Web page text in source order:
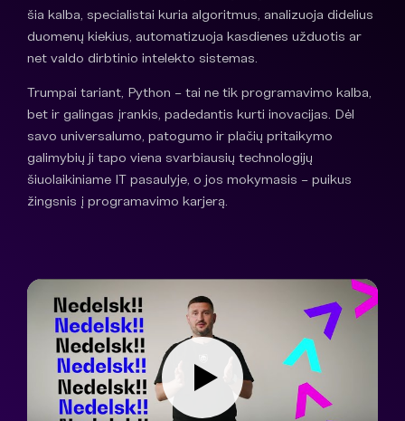
šia kalba, specialistai kuria algoritmus, analizuoja didelius
duomenų kiekius, automatizuoja kasdienes užduotis ar
net valdo dirbtinio intelekto sistemas.
Trumpai tariant, Python – tai ne tik programavimo kalba,
bet ir galingas įrankis, padedantis kurti inovacijas. Dėl
savo universalumo, patogumo ir plačių pritaikymo
galimybių ji tapo viena svarbiausių technologijų
šiuolaikiniame IT pasaulyje, o jos mokymasis – puikus
žingsnis į programavimo karjerą.